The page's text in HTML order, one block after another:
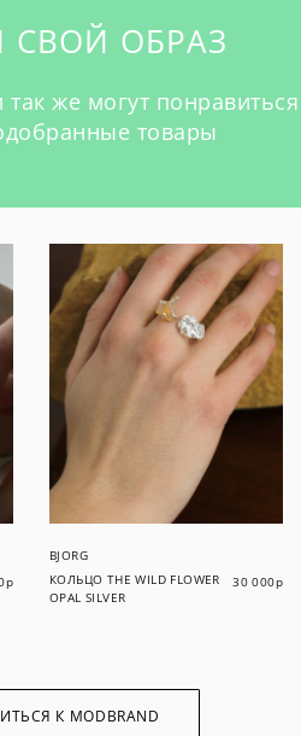
ОБРАЗ
же могут понравиться
товары
р
BJORG
КОЛЬЦО THE WILD FLOWER
OPAL SILVER
30 000р
К MODBRAND